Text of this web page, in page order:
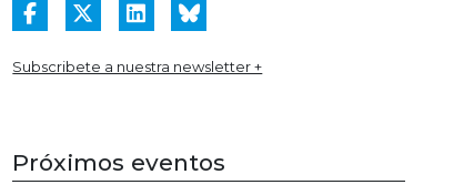
Subscribete a nuestra newsletter +
Próximos eventos